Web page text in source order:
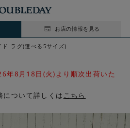
お店の情報を見る
ド ラグ(選べる5サイズ)
年8月18日(火)より順次出荷いた
について詳しくは こちら